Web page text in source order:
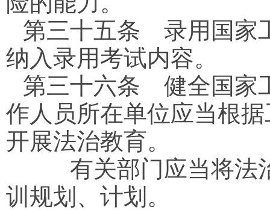
第三十五条 录用国家
纳入录用考试内容。
第三十六条 健全国家
作人员所在单位应当根
开展法治教育。
有关部门应当将法
训规划、计划。